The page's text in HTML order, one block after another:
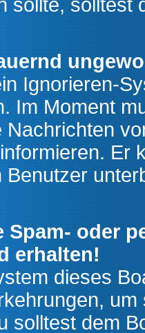
sollte, solltest
Ignorieren-
Im Moment
Nachrichten
Er
Benutzer
Spam- oder
erhalten!
dieses
solltest dem